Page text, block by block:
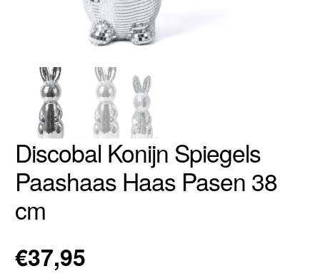
Discobal Konijn Spiegels
Paashaas Haas Pasen 38
cm
€37,95